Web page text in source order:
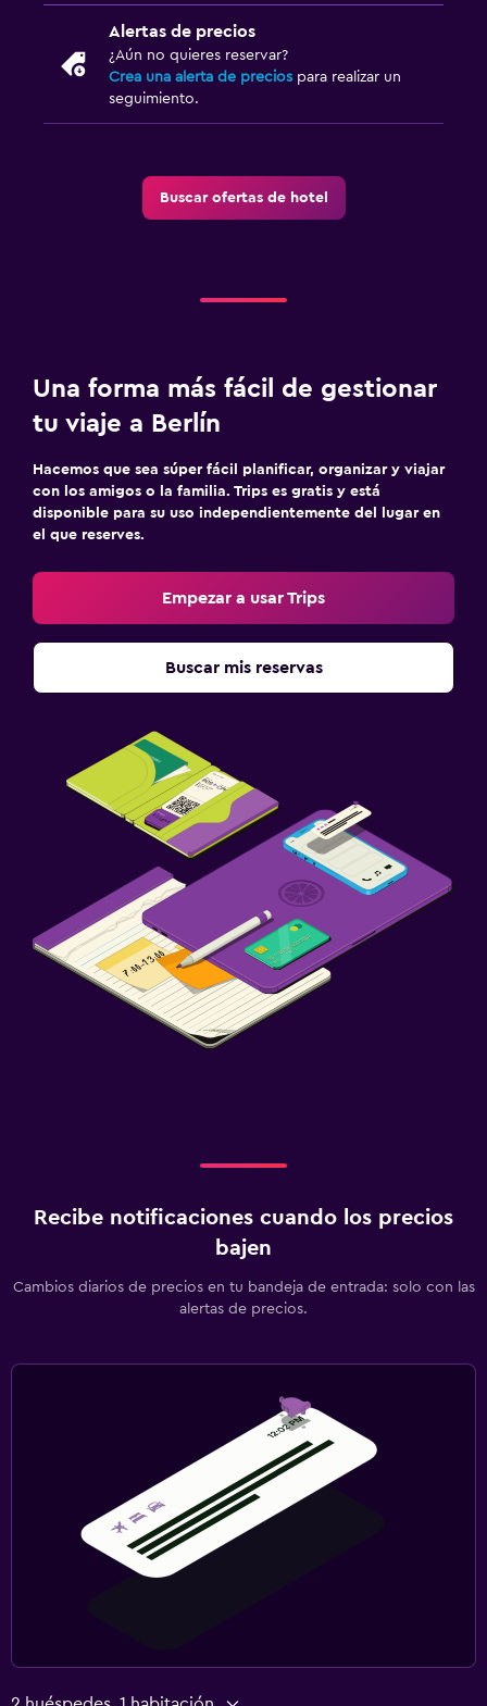
Alertas de precios
¿Aún no quieres reservar?
Crea una alerta de precios para realizar un
seguimiento.
Buscar ofertas de hotel
Una forma más fácil de gestionar
tu viaje a Berlín
Hacemos que sea súper fácil planificar, organizar y viajar
con los amigos o la familia. Trips es gratis y está
disponible para su uso independientemente del lugar en
el que reserves.
Empezar a usar Trips
Buscar mis reservas
Recibe notificaciones cuando los precios
bajen
Cambios diarios de precios en tu bandeja de entrada: solo con las
alertas de precios.